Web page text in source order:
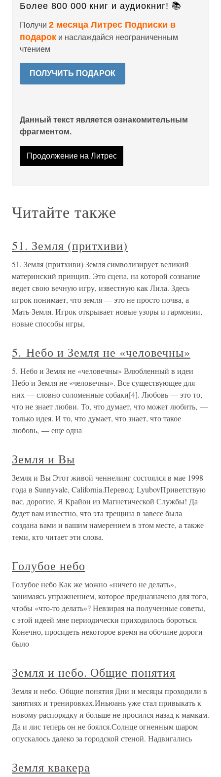
Более 800 000 книг и аудиокниг! 📚
Получи 2 месяца Литрес Подписки в
подарок и наслаждайся неограниченным
чтением
ПОЛУЧИТЬ ПОДАРОК
Данный текст является ознакомительным
фрагментом.
Продолжение на Литрес
Читайте также
51. Земля (притхиви)
51. Земля (притхиви) Земля символизирует великий
материнский принцип. Это сцена, на которой сознание
ведет свою вечную игру, известную как Лила. Здесь
игрок понимает, что земля — это не просто почва, а
Мать-Земля. Игрок открывает новые узоры и гармонии,
новые способы игры,
5. Небо и Земля не «человечны»
5. Небо и Земля не «человечны» Влюбленный в идеи
Небо и Земля не «человечны». Все существующее для
них — словно соломенные собаки[4]. Любовь — это то,
что не знает любви. То, что думает, что может любить, —
только идея. И то, что думает, что знает, что такое
любовь, — еще одна
Земля и Вы
Земля и Вы Этот живой ченнелинг состоялся в мае 1998
года в Sunnyvale, California.Перевод: LyubovПриветствую
вас, дорогие, Я Крайон из Магнетической Службы! Да
будет вам известно, что эта трещина в завесе была
создана вами и вашим намерением в этом месте, а также
теми, кто читает эти слова.
Голубое небо
Голубое небо Как же можно «ничего не делать»,
занимаясь упражнением, которое предназначено для того,
чтобы «что-то делать»? Невзирая на полученные советы,
с этой идеей мне периодически приходилось бороться.
Конечно, просидеть некоторое время на обочине дороги
было
Земля и небо. Общие понятия
Земля и небо. Общие понятия Дни и месяцы проходили в
занятиях и трени­ровках.Иньюань уже стал привыкать к
новому рас­порядку и больше не просился назад к мамкам.
Да и лис теперь он не боялся.Солнце огненным шаром
опускалось далеко за городской стеной. Надвигались
Земля квакера